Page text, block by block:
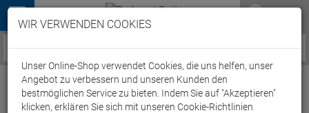
Menü
Service / Hilfe
WIR VERWENDEN COOKIES
Unser Online-Shop verwendet Cookies, die uns helfen, unser
Angebot zu verbessern und unseren Kunden den
bestmöglichen Service zu bieten. Indem Sie auf "Akzeptieren"
klicken, erklären Sie sich mit unseren Cookie-Richtlinien